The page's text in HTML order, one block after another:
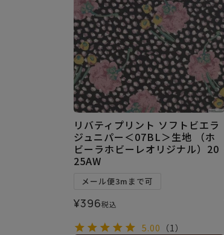
リバティプリント ソフトビエラ
ジュニパー＜07BL＞生地 （ホ
ビーラホビーレオリジナル）20
25AW
メール便3mまで可
¥396税込
5.00 （1）